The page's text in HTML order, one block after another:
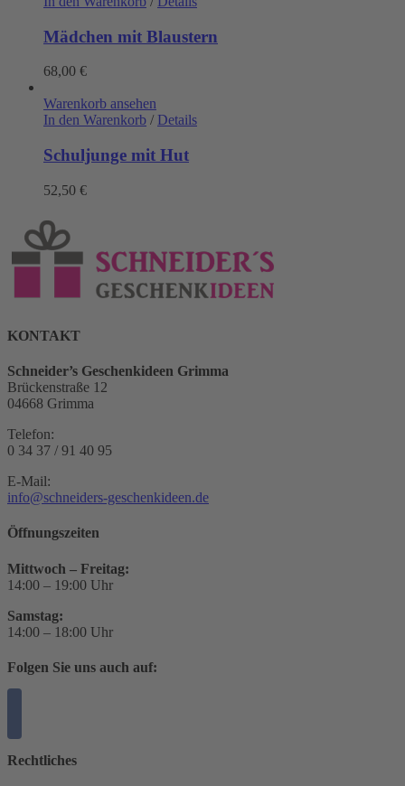
Mädchen mit Blaustern
68,00 €
Warenkorb ansehen
In den Warenkorb / Details
Schuljunge mit Hut
52,50 €
KONTAKT
Schneider’s Geschenkideen Grimma
Brückenstraße 12
04668 Grimma
Telefon:
0 34 37 / 91 40 95
E-Mail:
info@schneiders-geschenkideen.de
Öffnungszeiten
Mittwoch – Freitag:
14:00 – 19:00 Uhr
Samstag:
14:00 – 18:00 Uhr
Folgen Sie uns auch auf:
Rechtliches